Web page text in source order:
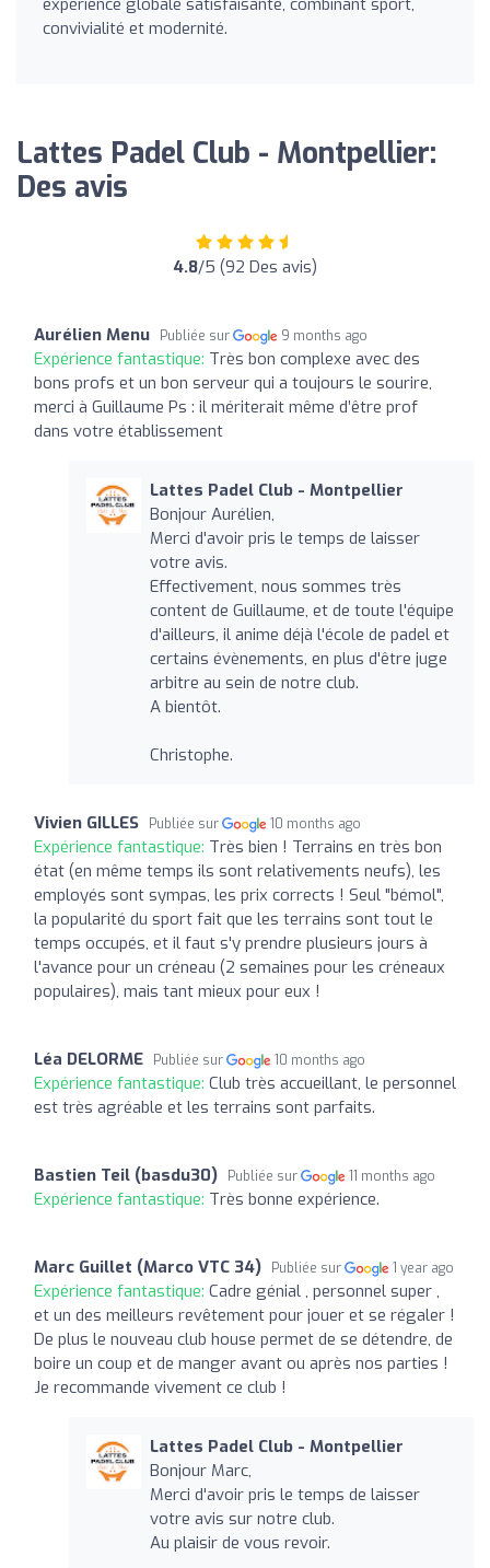
convivialité et modernité.
Lattes Padel Club - Montpellier:
Des avis
4.8/5 (92 Des avis)
Aurélien Menu Publiée sur 9 months ago
Expérience fantastique: Très bon complexe avec des
bons profs et un bon serveur qui a toujours le sourire,
merci à Guillaume Ps : il mériterait même d’être prof
dans votre établissement
Lattes Padel Club - Montpellier
Bonjour Aurélien,
Merci d'avoir pris le temps de laisser
votre avis.
Effectivement, nous sommes très
content de Guillaume, et de toute l'équipe
d'ailleurs, il anime déjà l'école de padel et
certains évènements, en plus d'être juge
arbitre au sein de notre club.
A bientôt.
Christophe.
Vivien GILLES Publiée sur 10 months ago
Expérience fantastique: Très bien ! Terrains en très bon
état (en même temps ils sont relativements neufs), les
employés sont sympas, les prix corrects ! Seul "bémol",
la popularité du sport fait que les terrains sont tout le
temps occupés, et il faut s'y prendre plusieurs jours à
l'avance pour un créneau (2 semaines pour les créneaux
populaires), mais tant mieux pour eux !
Léa DELORME Publiée sur 10 months ago
Expérience fantastique: Club très accueillant, le personnel
est très agréable et les terrains sont parfaits.
Bastien Teil (basdu30) Publiée sur 11 months ago
Expérience fantastique: Très bonne expérience.
Marc Guillet (Marco VTC 34) Publiée sur 1 year ago
Expérience fantastique: Cadre génial , personnel super ,
et un des meilleurs revêtement pour jouer et se régaler !
De plus le nouveau club house permet de se détendre, de
boire un coup et de manger avant ou après nos parties !
Je recommande vivement ce club !
Lattes Padel Club - Montpellier
Bonjour Marc,
Merci d'avoir pris le temps de laisser
votre avis sur notre club.
Au plaisir de vous revoir.